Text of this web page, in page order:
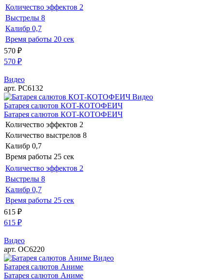
Количество эффектов 2
Выстрелы 8
Калибр 0,7
Время работы 20 сек
570 ₽
570 ₽
Видео
арт. РС6132
Видео
Батарея салютов КОТ-КОТОФЕИЧ
Батарея салютов КОТ-КОТОФЕИЧ
Количество эффектов 2
Количество выстрелов 8
Калибр 0,7
Время работы 25 сек
Количество эффектов 2
Выстрелы 8
Калибр 0,7
Время работы 25 сек
615 ₽
615 ₽
Видео
арт. ОС6220
Видео
Батарея салютов Аниме
Батарея салютов Аниме